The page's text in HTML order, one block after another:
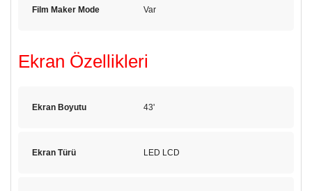
Film Maker Mode Var
Ekran Özellikleri
Ekran Boyutu 43'
Ekran Türü LED LCD